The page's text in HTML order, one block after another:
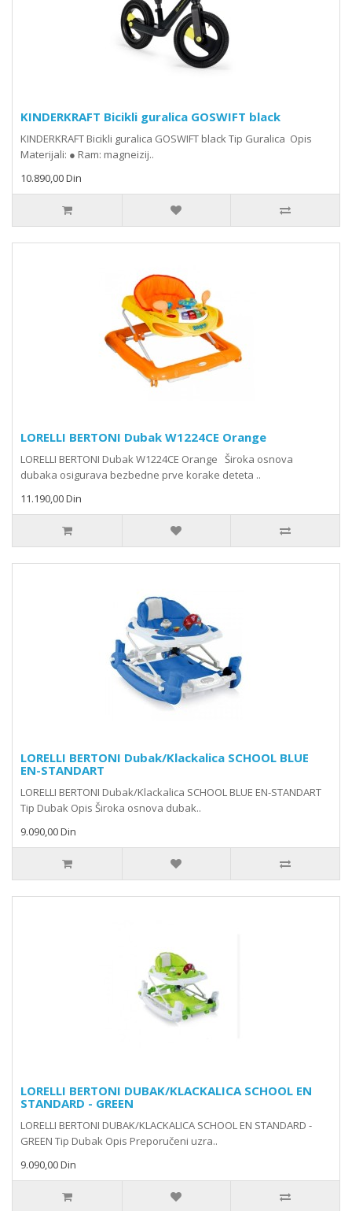
KINDERKRAFT Bicikli guralica GOSWIFT black
KINDERKRAFT Bicikli guralica GOSWIFT black Tip Guralica Opis
Materijali: ● Ram: magneizij..
10.890,00 Din
LORELLI BERTONI Dubak W1224CE Orange
LORELLI BERTONI Dubak W1224CE Orange Široka osnova
dubaka osigurava bezbedne prve korake deteta ..
11.190,00 Din
LORELLI BERTONI Dubak/Klackalica SCHOOL BLUE
EN-STANDART
LORELLI BERTONI Dubak/Klackalica SCHOOL BLUE EN-STANDART
Tip Dubak Opis Široka osnova dubak..
9.090,00 Din
LORELLI BERTONI DUBAK/KLACKALICA SCHOOL EN
STANDARD - GREEN
LORELLI BERTONI DUBAK/KLACKALICA SCHOOL EN STANDARD -
GREEN Tip Dubak Opis Preporučeni uzra..
9.090,00 Din